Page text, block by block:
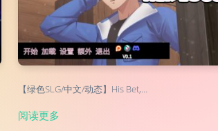
【绿色SLG/中文/动态】His Bet,…
阅读更多